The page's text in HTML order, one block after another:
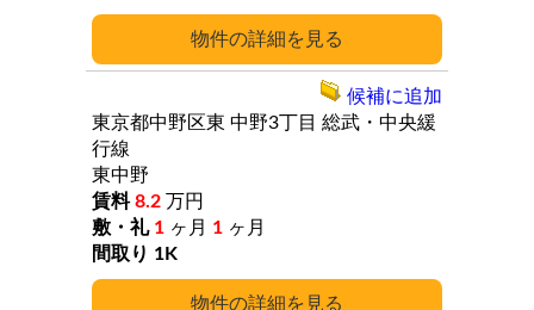
詳細
詳細
東京都中野区東 中野3丁目 総武・中央緩
行線
東中野
8.2 万円
1 ヶ月 1 ヶ月
1K
候補に追加